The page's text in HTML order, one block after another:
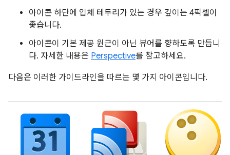
아이콘 하단에 입체 테두리가 있는 경우 깊이는 4픽셀이
좋습니다.
아이콘이 기본 제공 원근이 아닌 뷰어를 향하도록 만듭니
다. 자세한 내용은 Perspective를 참고하세요.
다음은 이러한 가이드라인을 따르는 몇 가지 아이콘입니다.